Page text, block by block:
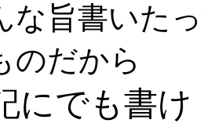
な旨書いた
のだから
にでも書け